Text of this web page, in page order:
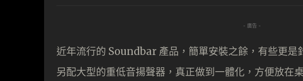
- 廣告 -
近年流行的 Soundbar 產品，簡單安裝之餘，有些更是
另配大型的重低音揚聲器，真正做到一體化，方便放在